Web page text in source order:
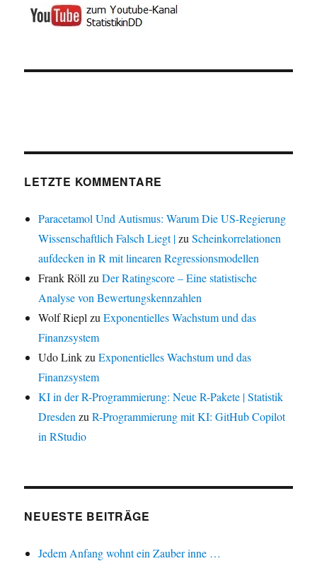
LETZTE KOMMENTARE
Paracetamol Und Autismus: Warum Die US-Regierung
Wissenschaftlich Falsch Liegt |zuScheinkorrelationen
aufdecken in R mit linearen Regressionsmodellen
Frank Röll zuDer Ratingscore – Eine statistische
Analyse von Bewertungskennzahlen
Wolf Riepl zuExponentielles Wachstum und das
Finanzsystem
Udo LinkzuExponentielles Wachstum und das
Finanzsystem
KI in der R-Programmierung: Neue R-Pakete | Statistik
Dresden zuR-Programmierung mit KI: GitHub Copilot
in RStudio
NEUESTE BEITRÄGE
Jedem Anfang wohnt ein Zauber inne …